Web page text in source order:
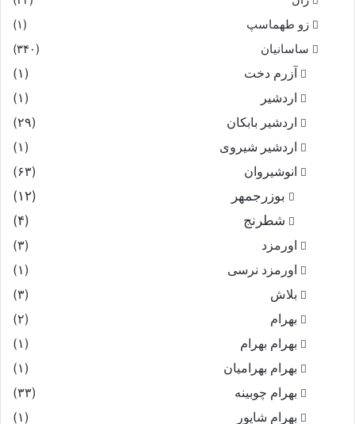
زو طهماسپ‏
(۱)
ساسانیان
(۳۴۰)
آزرم دخت
(۱)
اردشیر
(۱)
اردشیر بابکان
(۲۹)
اردشیر شیروی
(۱)
انوشیروان
(۶۳)
بوزرجمهر
(۱۲)
شطرنج
(۴)
اورمزد
(۳)
اورمزد نرسى‏
(۱)
بلاش
(۳)
بهرام
(۲)
بهرام بهرام
(۱)
بهرام بهرامیان‏
(۱)
بهرام چوبینه
(۳۳)
بهرام شاپور
(۱)